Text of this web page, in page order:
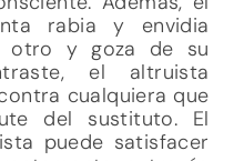
rabia y envidia
otro y goza de su
el altruista
cualquiera que
del sustituto. El
puede satisfacer